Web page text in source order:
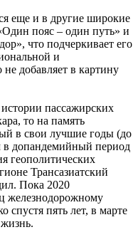
еще и в другие широкие
пояс – один путь» и
что подчеркивает его
и
добавляет в картину
пассажирских
то на память
в свои лучшие годы (до
в допандемийный период
геополитических
Трансазиатский
Пока 2020
железнодорожному
пять лет, в марте